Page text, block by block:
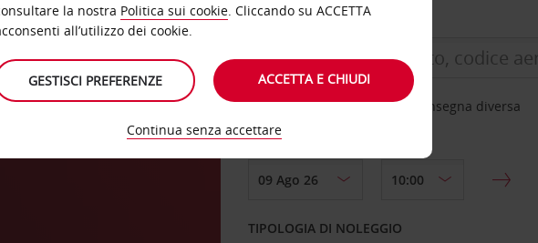
Scegli una località di riconsegna diversa
DAL GIORNO
TIPOLOGIA DI NOLEGGIO
la nostra Politica sui cookie. Cliccando su ACCETTA
all’utilizzo dei cookie.
GESTISCI PREFERENZE ACCETTA E CHIUDI
Continua senza accettare